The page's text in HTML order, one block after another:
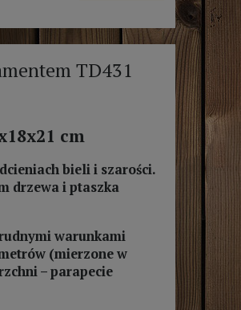
TD431
cm
bieli i szarości.
drzewa i ptaszka
warunkami
(mierzone w
– parapecie